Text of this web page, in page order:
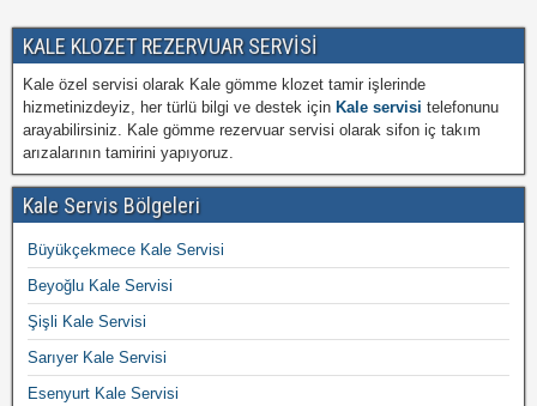
KALE KLOZET REZERVUAR SERVİSİ
Kale özel servisi olarak Kale gömme klozet tamir işlerinde
hizmetinizdeyiz, her türlü bilgi ve destek için Kale servisi telefonunu
arayabilirsiniz. Kale gömme rezervuar servisi olarak sifon iç takım
arızalarının tamirini yapıyoruz.
Kale Servis Bölgeleri
Büyükçekmece Kale Servisi
Beyoğlu Kale Servisi
Şişli Kale Servisi
Sarıyer Kale Servisi
Esenyurt Kale Servisi